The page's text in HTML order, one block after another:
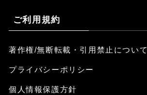
ご利用規約
著作権/無断転載・引用禁止について
プライバシーポリシー
個人情報保護方針